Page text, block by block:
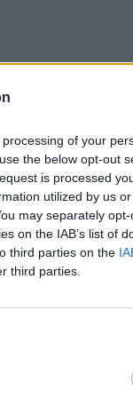
of your
the below opt-out
is processed
utilized by us
may separately
on the IAB’s list of
third parties on the
third parties.
ao
Van
de Ténis